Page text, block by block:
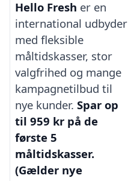
Hello Fresh er en
international udbyder
med fleksible
måltidskasser, stor
valgfrihed og mange
kampagnetilbud til
nye kunder. Spar op
til 959 kr på de
første 5
måltidskasser.
(Gælder nye